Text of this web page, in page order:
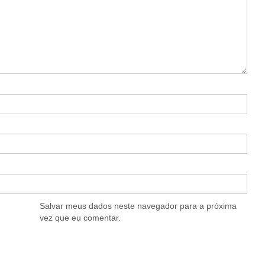
Salvar meus dados neste navegador para a próxima
vez que eu comentar.